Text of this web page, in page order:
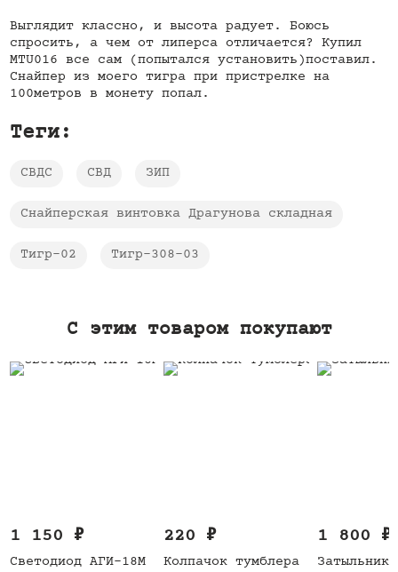
Выглядит классно, и высота радует. Боюсь
спросить, а чем от липерса отличается? Купил
MTU016 все сам (попытался установить)поставил.
Снайпер из моего тигра при пристрелке на
100метров в монету попал.
Теги:
СВДС СВД ЗИП
Снайперская винтовка Драгунова складная
Тигр-02 Тигр-308-03
C этим товаром покупают
1 150 ₽
Светодиод АГИ-18М
220 ₽
Колпачок тумблера
1 800 ₽